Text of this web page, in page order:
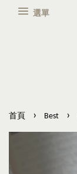
選單
首頁 › Best ›